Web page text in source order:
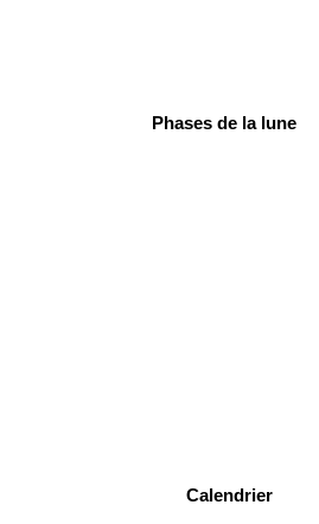
Calendrier
Phases de la lune